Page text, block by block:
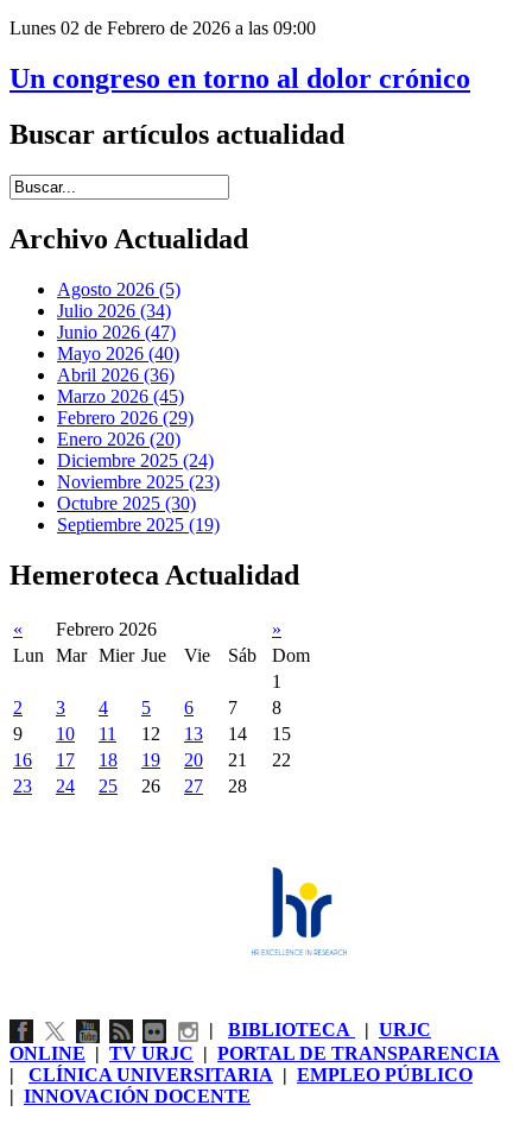
Lunes 02 de Febrero de 2026 a las 09:00
Un congreso en torno al dolor crónico
Buscar artículos actualidad
Introduce términos de búsqueda
Archivo Actualidad
Agosto 2026 (5)
Julio 2026 (34)
Junio 2026 (47)
Mayo 2026 (40)
Abril 2026 (36)
Marzo 2026 (45)
Febrero 2026 (29)
Enero 2026 (20)
Diciembre 2025 (24)
Noviembre 2025 (23)
Octubre 2025 (30)
Septiembre 2025 (19)
Hemeroteca Actualidad
« Febrero 2026
»
Lun
Mar Mier Jue Vie Sáb
Dom
1
2
3 4 5 6 7
8
9
10 11 12 13 14
15
16
17 18 19 20 21
22
23
24 25 26 27 28
| BIBLIOTECA | URJC
ONLINE | TV URJC | PORTAL DE TRANSPARENCIA
| CLÍNICA UNIVERSITARIA | EMPLEO PÚBLICO
| INNOVACIÓN DOCENTE